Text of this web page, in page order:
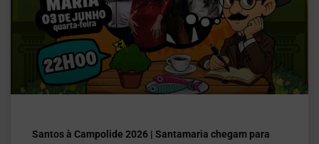
Santos à Campolide 2026 | Santamaria chegam para